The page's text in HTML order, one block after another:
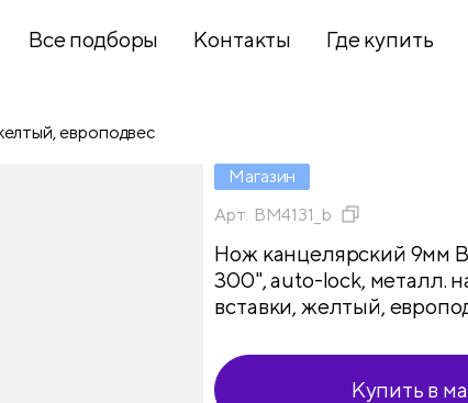
Все подборы Контакты Где купить
европодвес
Магазин
Арт. BM4131_b
Нож канцелярский 9мм
300", auto-lock, металл.
вставки, желтый,
Купить в